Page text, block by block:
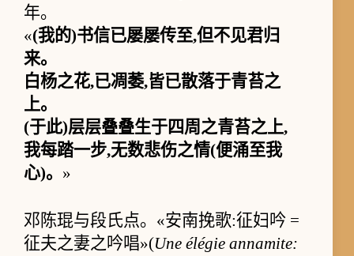
年。
«(我的)书信已屡屡传至,但不见君归
来。
白杨之花,已凋萎,皆已散落于青苔之
上。
(于此)层层叠叠生于四周之青苔之上,
我每踏一步,无数悲伤之情(便涌至我
心)。 »
邓陈琨与段氏点。«安南挽歌:征妇吟 =
征夫之妻之吟唱»(Une élégie annamite: